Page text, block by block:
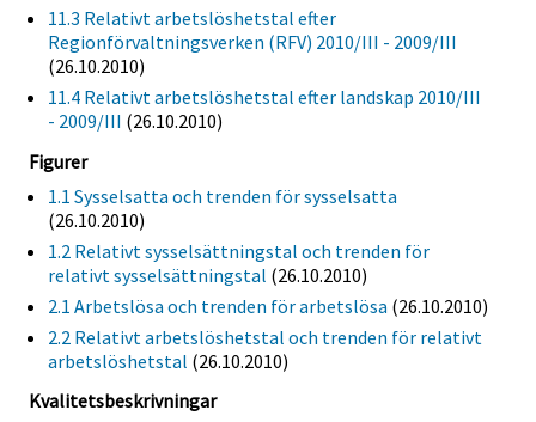
11.3 Relativt arbetslöshetstal efter
Regionförvaltningsverken (RFV) 2010/III - 2009/III
(26.10.2010)
11.4 Relativt arbetslöshetstal efter landskap 2010/III
- 2009/III (26.10.2010)
Figurer
1.1 Sysselsatta och trenden för sysselsatta
(26.10.2010)
1.2 Relativt sysselsättningstal och trenden för
relativt sysselsättningstal (26.10.2010)
2.1 Arbetslösa och trenden för arbetslösa (26.10.2010)
2.2 Relativt arbetslöshetstal och trenden för relativt
arbetslöshetstal (26.10.2010)
Kvalitetsbeskrivningar